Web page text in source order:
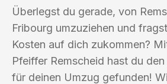
Überlegst du gerade, von
Fribourg umzuziehen und
Kosten auf dich zukommen?
Pfeiffer Remscheid hast du
für deinen Umzug gefunden!